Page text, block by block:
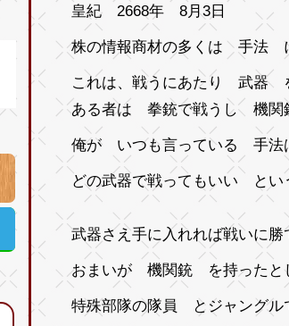
皇紀 2668年 8月3日
株の情報商材の多くは 手法
これは、戦うにあたり 武器
ある者は 拳銃で戦うし 機関
俺が いつも言っている 手法
どの武器で戦ってもいい とい
武器さえ手に入れれば戦いに
おまいが 機関銃 を持ったと
特殊部隊の隊員 とジャング